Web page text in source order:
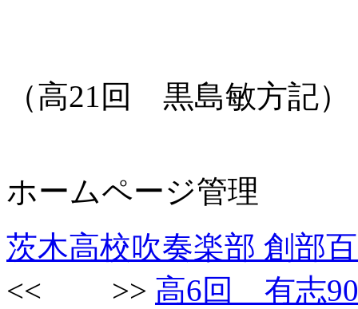
（高21回 黒島敏方記）
ホームページ管理
茨木高校吹奏楽部 創部
<< >> 高6回 有志